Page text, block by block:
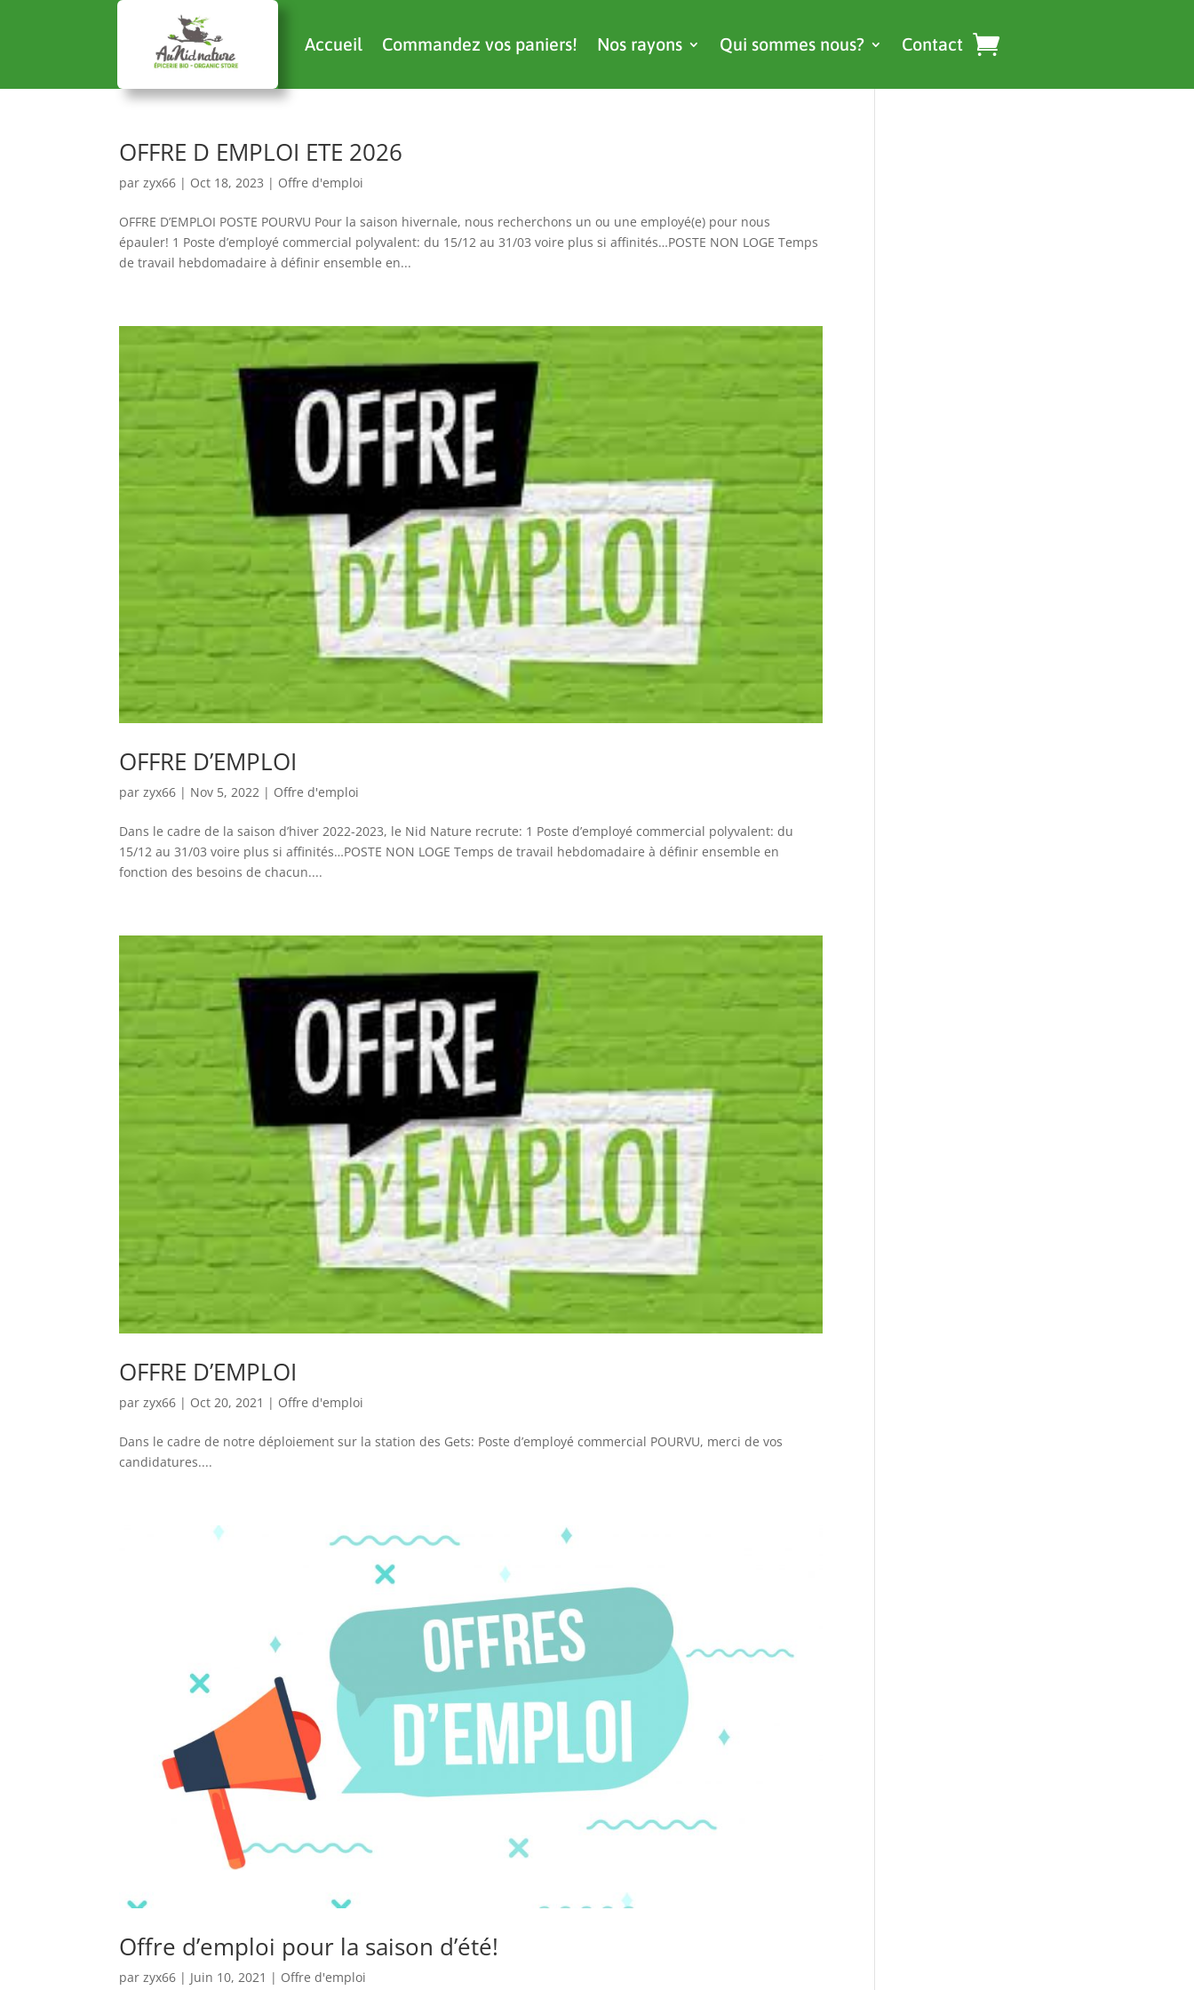
Accueil Commandez vos paniers! Nos rayons Qui sommes nous? Contact
OFFRE D EMPLOI ETE 2026
parzyx66 | Oct 18, 2023 | Offre d'emploi
OFFRE D’EMPLOI POSTE POURVU Pour la saison hivernale, nous recherchons un ou une employé(e) pour nous
épauler! 1 Poste d’employé commercial polyvalent: du 15/12 au 31/03 voire plus si affinités…POSTE NON LOGE Temps
de travail hebdomadaire à définir ensemble en...
OFFRE D’EMPLOI
parzyx66 | Nov 5, 2022 | Offre d'emploi
Dans le cadre de la saison d’hiver 2022-2023, le Nid Nature recrute: 1 Poste d’employé commercial polyvalent: du
15/12 au 31/03 voire plus si affinités…POSTE NON LOGE Temps de travail hebdomadaire à définir ensemble en
fonction des besoins de chacun....
OFFRE D’EMPLOI
parzyx66 | Oct 20, 2021 | Offre d'emploi
Dans le cadre de notre déploiement sur la station des Gets: Poste d’employé commercial POURVU, merci de vos
candidatures....
Offre d’emploi pour la saison d’été!
parzyx66 | Juin 10, 2021 | Offre d'emploi